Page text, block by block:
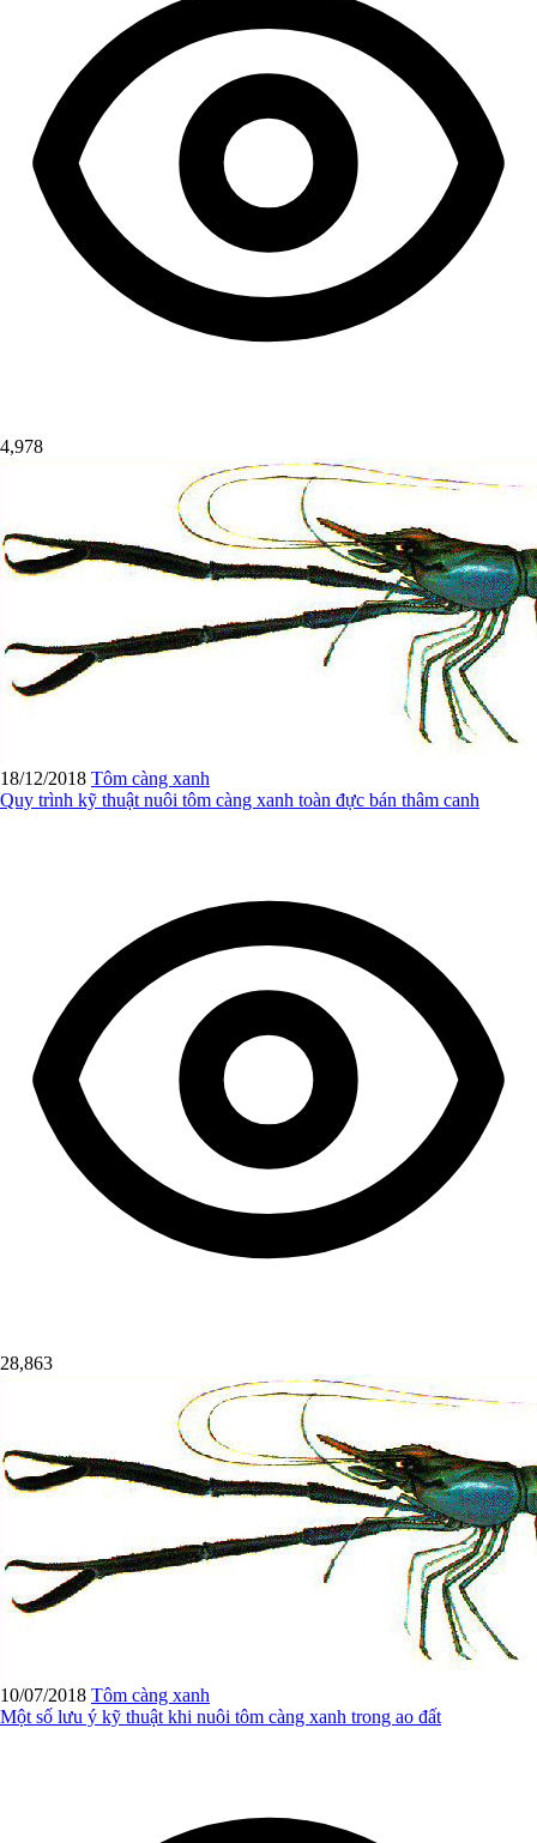
4,978
18/12/2018 Tôm càng xanh
Quy trình kỹ thuật nuôi tôm càng xanh toàn đực bán thâm canh
28,863
10/07/2018 Tôm càng xanh
Một số lưu ý kỹ thuật khi nuôi tôm càng xanh trong ao đất